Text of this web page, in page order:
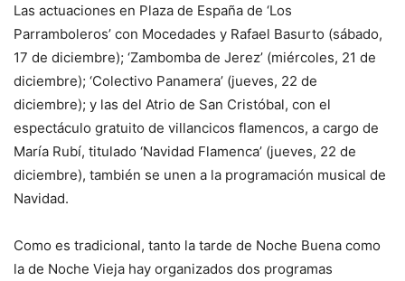
Las actuaciones en Plaza de España de ‘Los
Parramboleros’ con Mocedades y Rafael Basurto (sábado,
17 de diciembre); ‘Zambomba de Jerez’ (miércoles, 21 de
diciembre); ‘Colectivo Panamera’ (jueves, 22 de
diciembre); y las del Atrio de San Cristóbal, con el
espectáculo gratuito de villancicos flamencos, a cargo de
María Rubí, titulado ‘Navidad Flamenca’ (jueves, 22 de
diciembre), también se unen a la programación musical de
Navidad.
Como es tradicional, tanto la tarde de Noche Buena como
la de Noche Vieja hay organizados dos programas